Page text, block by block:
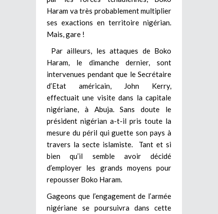
Haram va très probablement multiplier
ses exactions en territoire nigérian.
Mais, gare !
Par ailleurs, les attaques de Boko
Haram, le dimanche dernier, sont
intervenues pendant que le Secrétaire
d’Etat américain, John Kerry,
effectuait une visite dans la capitale
nigériane, à Abuja. Sans doute le
président nigérian a-t-il pris toute la
mesure du péril qui guette son pays à
travers la secte islamiste. Tant et si
bien qu’il semble avoir décidé
d’employer les grands moyens pour
repousser Boko Haram.
Gageons que l’engagement de l’armée
nigériane se poursuivra dans cette